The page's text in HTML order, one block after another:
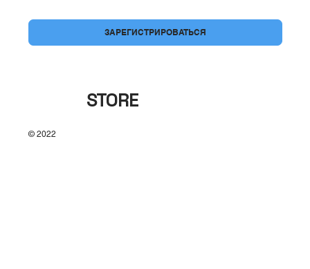
ЗАРЕГИСТРИРОВАТЬСЯ
STORE
© 2022